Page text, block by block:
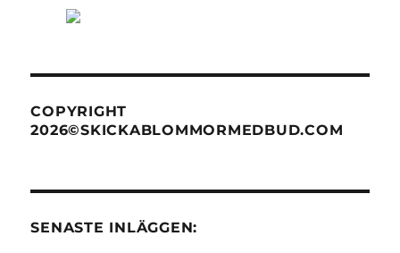
COPYRIGHT
2026©SKICKABLOMMORMEDBUD.COM
SENASTE INLÄGGEN: